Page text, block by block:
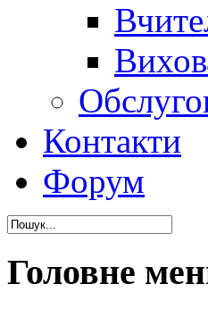
Контакти
Форум
Головне